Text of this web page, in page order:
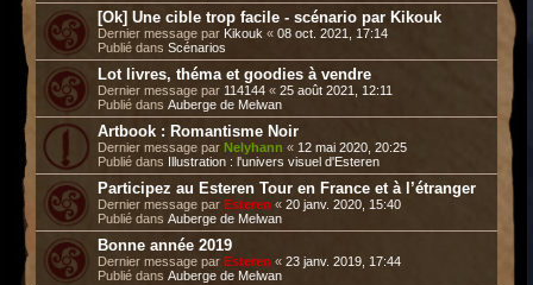
[Ok] Une cible trop facile - scénario par Kikouk
Dernier message par Kikouk « 08 oct. 2021, 17:14
Publié dans Scénarios
Lot livres, théma et goodies à vendre
Dernier message par 114144 « 25 août 2021, 12:11
Publié dans Auberge de Melwan
Artbook : Romantisme Noir
Dernier message par Nelyhann « 12 mai 2020, 20:25
Publié dans
Illustration : l'univers visuel d'Esteren
Participez au Esteren Tour en France et à l’étranger
Dernier message par Esteren « 20 janv. 2020, 15:40
Publié dans Auberge de Melwan
Bonne année 2019
Dernier message par Esteren « 23 janv. 2019, 17:44
Publié dans Auberge de Melwan